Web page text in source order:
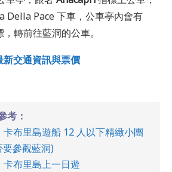
Della Pace 下車，公車亭內會有
轉前往藍洞的公車。
交通資訊與票價
考：
布里島遊船 12 人以下精緻小團
參觀藍洞)
布里島上一日遊